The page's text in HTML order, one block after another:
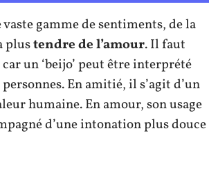
gamme de sentiments, de la
plustendre de l’amour. Il faut
un ‘beijo’ peut être interprété
En amitié, il s’agit d’un
humaine. En amour, son usage
d’une intonation plus douce